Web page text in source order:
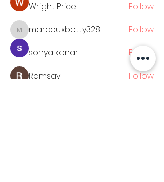
Wright Price
Follow
marcouxbetty328
marcouxbetty328
Follow
sonya konar
Follow
Ramsay
Follow